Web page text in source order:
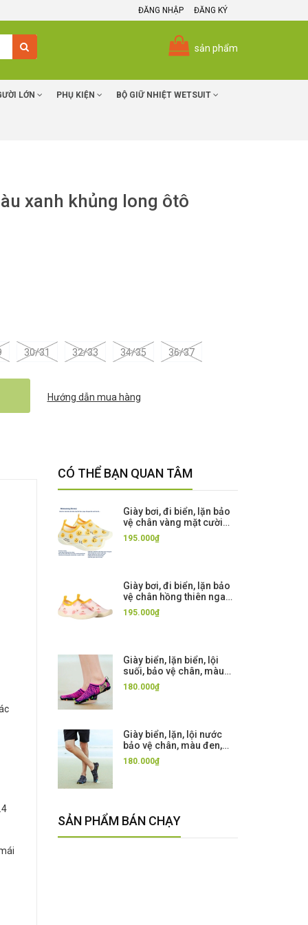
ĐĂNG NHẬP ĐĂNG KÝ
sản phẩm
LỚN PHỤ KIỆN BỘ GIỮ NHIỆT WETSUIT
xanh khủng long ôtô
30/31 32/33 34/35 36/37
Hướng dẫn mua hàng
CÓ THỂ BẠN QUAN TÂM
Giày bơi, đi biển, lặn bảo
vệ chân vàng mặt cười
Momasong (Korea)
195.000₫
Giày bơi, đi biển, lặn bảo
vệ chân hồng thiên nga
Momasong (Korea)
195.000₫
Giày biển, lặn biển, lội
suối, bảo vệ chân, màu
tím, đế dày cao cấp
180.000₫
Giày biển, lặn, lội nước
bảo vệ chân, màu đen,
đế dày cao cấp
180.000₫
SẢN PHẨM BÁN CHẠY